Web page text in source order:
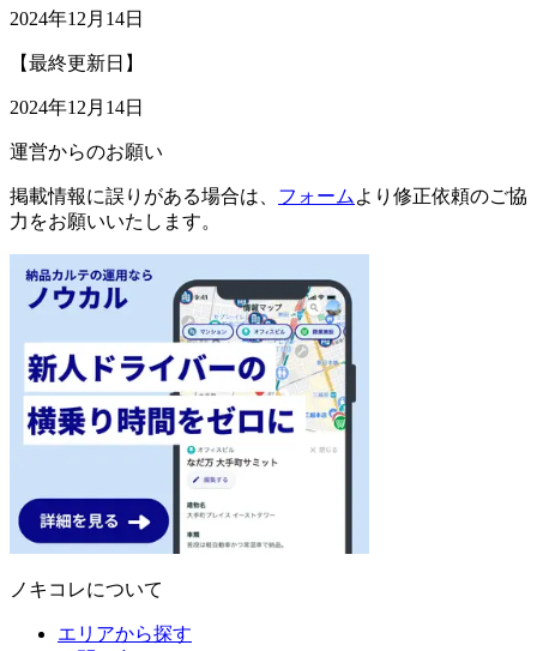
2024年12月14日
【最終更新日】
2024年12月14日
運営からのお願い
掲載情報に誤りがある場合は、 フォーム より修正依頼のご協
力をお願いいたします。
ノキコレについて
エリアから探す